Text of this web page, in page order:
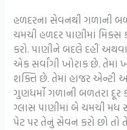
હળદરના સેવનથી ગળાની
ચમચી હળદર પાણીમાં
કરો. પાણીને બદલે દહીં
એક સર્વાંગી ખોરાક છે. તેમાં
શક્તિ છે. તેમાં હાજર એન્ટી
ગુણધર્મો ગળાની બળતરા
ગ્લાસ પાણીમાં બે ચમચી મધ
પેટ પર તેનું સેવન કરો છો તો